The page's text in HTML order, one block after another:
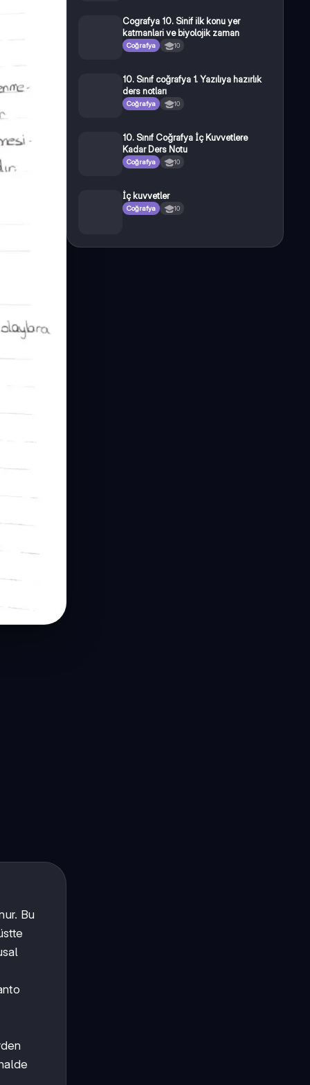
Bu
Cografya 10. Sinif ilk konu yer
katmanlari ve biyolojik zaman
Coğrafya 10
10. Sınıf coğrafya 1. Yazılıya hazırlık
ders notları
Coğrafya 10
10. Sınıf Coğrafya İç Kuvvetlere
Kadar Ders Notu
Coğrafya 10
İç kuvvetler
Coğrafya 10